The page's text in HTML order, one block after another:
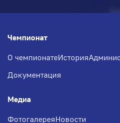
Чемпионат
О чемпионатеИстория
Документация
Медиа
ФотогалереяНовости